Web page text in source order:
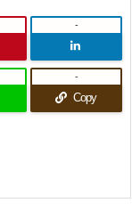
-
Copy
-